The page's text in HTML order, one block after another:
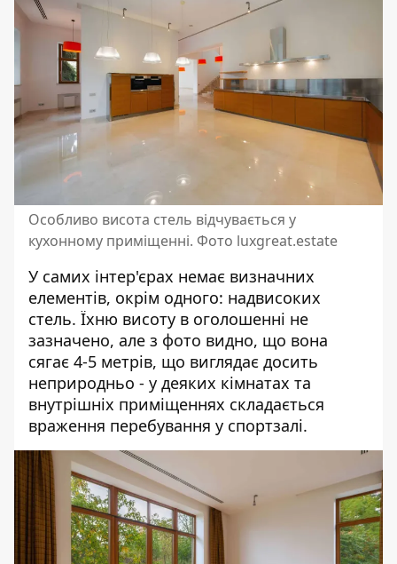
Особливо висота стель відчувається у
кухонному приміщенні. Фото luxgreat.estate
У самих інтер'єрах немає визначних
елементів, окрім одного: надвисоких
стель. Їхню висоту в оголошенні не
зазначено, але з фото видно, що вона
сягає 4-5 метрів, що виглядає досить
неприродньо - у деяких кімнатах та
внутрішніх приміщеннях складається
враження перебування у спортзалі.